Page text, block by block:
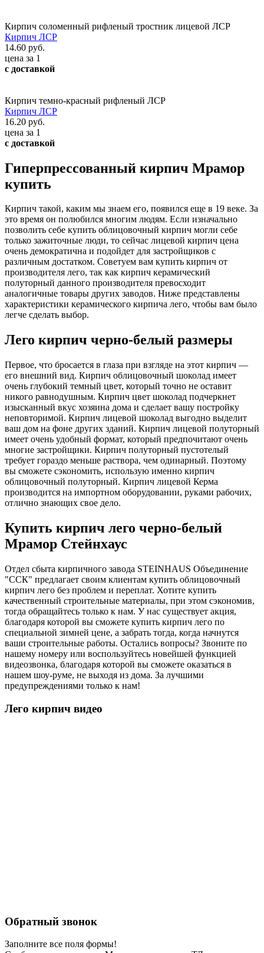
Кирпич соломенный рифленый тростник лицевой ЛСР
Кирпич ЛСР
14.60 руб.
цена за 1
с доставкой
Кирпич темно-красный рифленый ЛСР
Кирпич ЛСР
16.20 руб.
цена за 1
с доставкой
Гиперпрессованный кирпич Мрамор
купить
Кирпич такой, каким мы знаем его, появился еще в 19 веке. За
это время он полюбился многим людям. Если изначально
позволить себе купить облицовочный кирпич могли себе
только зажиточные люди, то сейчас лицевой кирпич цена
очень демократична и подойдет для застройщиков с
различным достатком. Советуем вам купить кирпич от
производителя лего, так как кирпич керамический
полуторный данного производителя превосходит
аналогичные товары других заводов. Ниже представлены
характеристики керамического кирпича лего, чтобы вам было
легче сделать выбор.
Лего кирпич черно-белый размеры
Первое, что бросается в глаза при взгляде на этот кирпич —
его внешний вид. Кирпич облицовочный шоколад имеет
очень глубокий темный цвет, который точно не оставит
никого равнодушным. Кирпич цвет шоколад подчеркнет
изысканный вкус хозяина дома и сделает вашу постройку
неповторимой. Кирпич лицевой шоколад выгодно выделит
ваш дом на фоне других зданий. Кирпич лицевой полуторный
имеет очень удобный формат, который предпочитают очень
многие застройщики. Кирпич полуторный пустотелый
требует гораздо меньше раствора, чем одинарный. Поэтому
вы сможете сэкономить, использую именно кирпич
облицовочный полуторный. Кирпич лицевой Керма
производится на импортном оборудовании, руками рабочих,
отлично знающих свое дело.
Купить кирпич лего черно-белый
Мрамор Стейнхаус
Отдел сбыта кирпичного завода STEINHAUS Объединение
"ССК" предлагает своим клиентам купить облицовочный
кирпич лего без проблем и переплат. Хотите купить
качественный строительные материалы, при этом сэкономив,
тогда обращайтесь только к нам. У нас существует акция,
благодаря которой вы сможете купить кирпич лего по
специальной зимней цене, а забрать тогда, когда начнутся
ваши строительные работы. Остались вопросы? Звоните по
нашему номеру или воспользуйтесь новейшей функцией
видеозвонка, благодаря которой вы сможете оказаться в
нашем шоу-руме, не выходя из дома. За лучшими
предупреждениями только к нам!
Лего кирпич видео
Обратный звонок
Заполните все поля формы!